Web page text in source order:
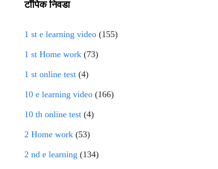
टॉपिक निवडा
1 st e learning video (155)
1 st Home work (73)
1 st online test (4)
10 e learning video (166)
10 th online test (4)
2 Home work (53)
2 nd e learning (134)